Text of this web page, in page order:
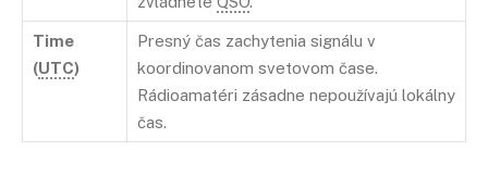
Time
(UTC)
Presný čas zachytenia signálu v
koordinovanom svetovom čase.
Rádioamatéri zásadne nepoužívajú lokálny
čas.